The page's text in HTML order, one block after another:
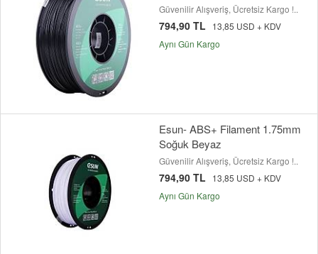
Güvenilir Alışveriş, Ücretsiz Kargo !..
794,90 TL
13,85 USD + KDV
Aynı Gün Kargo
Esun- ABS+ Filament 1.75mm
Soğuk Beyaz
Güvenilir Alışveriş, Ücretsiz Kargo !..
794,90 TL
13,85 USD + KDV
Aynı Gün Kargo